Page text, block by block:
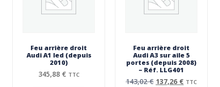
Feu arrière droit
Audi A1 led (depuis
2010)
345,88 € TTC
Feu arrière droit
Audi A3 sur aile 5
portes (depuis 2008)
– Réf. LLG401
143,02€ 137,26 € TTC